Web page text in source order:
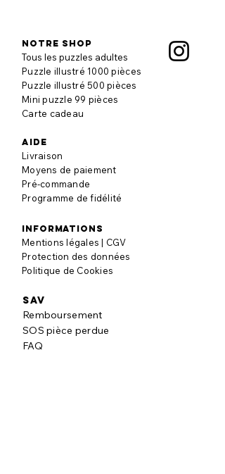
Notre shop
Tous les puzzles adultes
Puzzle illustré 1000 pièces
Puzzle illustré 500 pièces
Mini puzzle 99 pièces
Carte cadeau
aide
Livraison
Moyens de paiement
Pré-commande
Programme de fidélité
informations
Mentions légales | CGV
Protection des données
Politique de Cookies
SAV
Remboursement
SOS pièce perdue
FAQ